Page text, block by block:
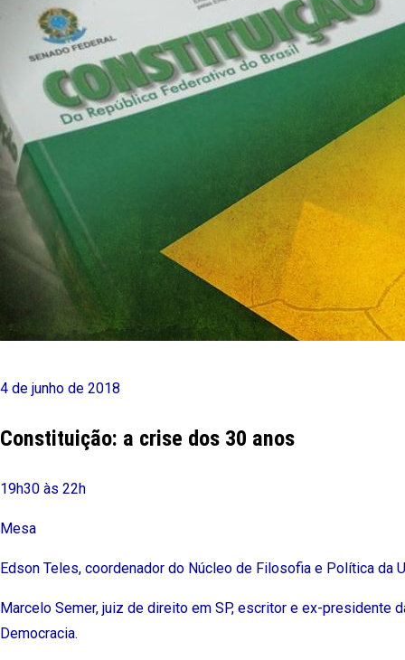
4 de junho de 2018
Constituição: a crise dos 30 anos
19h30 às 22h
Mesa
Edson Teles, coordenador do Núcleo de Filosofia e Política da
Marcelo Semer, juiz de direito em SP, escritor e ex-presidente
Democracia.